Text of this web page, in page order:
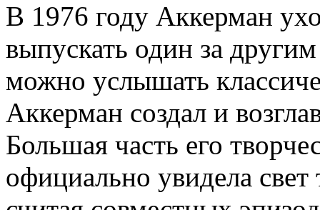
В 1976 году Аккерман
выпускать один за
можно услышать
Аккерман создал и
Большая часть его
официально увидела